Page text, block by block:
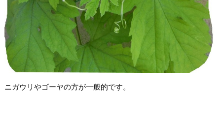
ニガウリやゴーヤの方が一般的です。